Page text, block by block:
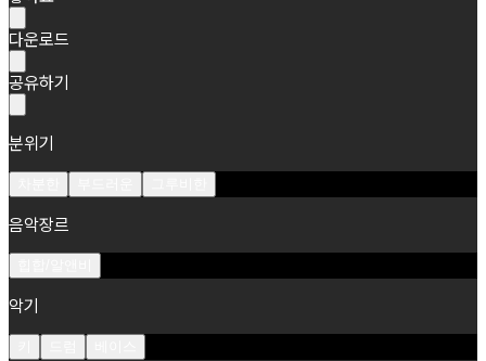
다운로드
공유하기
분위기
음악장르
악기